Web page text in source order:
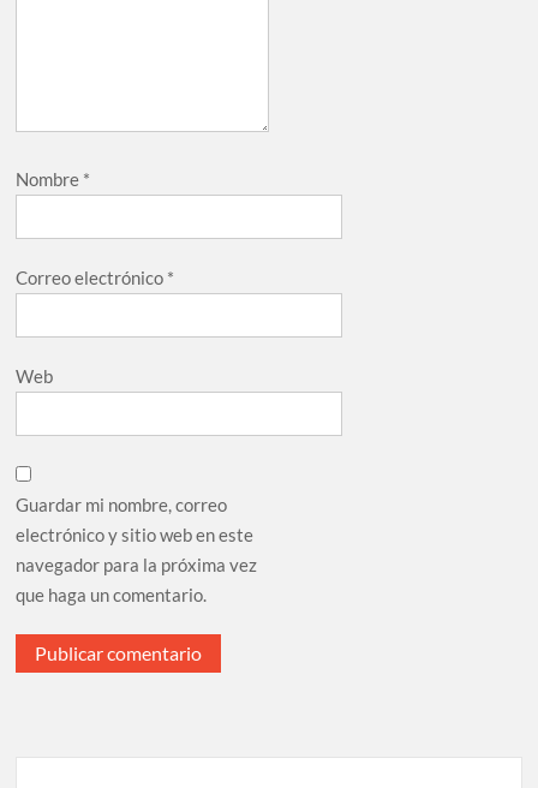
Nombre *
Correo electrónico *
Web
Guardar mi nombre, correo
electrónico y sitio web en este
navegador para la próxima vez
que haga un comentario.